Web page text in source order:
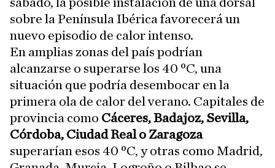
sobre la Península Ibérica favorecerá un
nuevo episodio de calor intenso.
En amplias zonas del país podrían
alcanzarse o superarse los 40 ºC, una
situación que podría desembocar en la
primera ola de calor del verano. Capitales de
provincia como Cáceres, Badajoz, Sevilla,
Córdoba, Ciudad Real o Zaragoza
superarían esos 40 ºC, y otras como Madrid,